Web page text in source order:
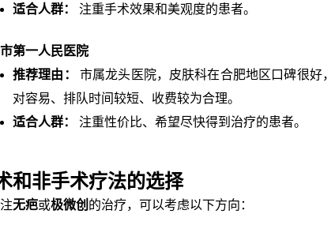
适合人群：
注重手术效果和美观度的患者。
第一人民医院
推荐理由：
市属龙头医院，皮肤科在合肥地区口碑很好
对容易、排队时间较短、收费较为合理。
适合人群：
注重性价比、希望尽快得到治疗的患者。
和非手术疗法的选择
无疤或极微创 的治疗，可以考虑以下方向：